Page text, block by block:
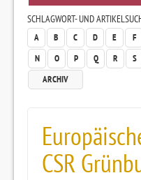
SCHLAGWORT- UND
A B C D E F
N
O P Q R S
ARCHIV
CSR